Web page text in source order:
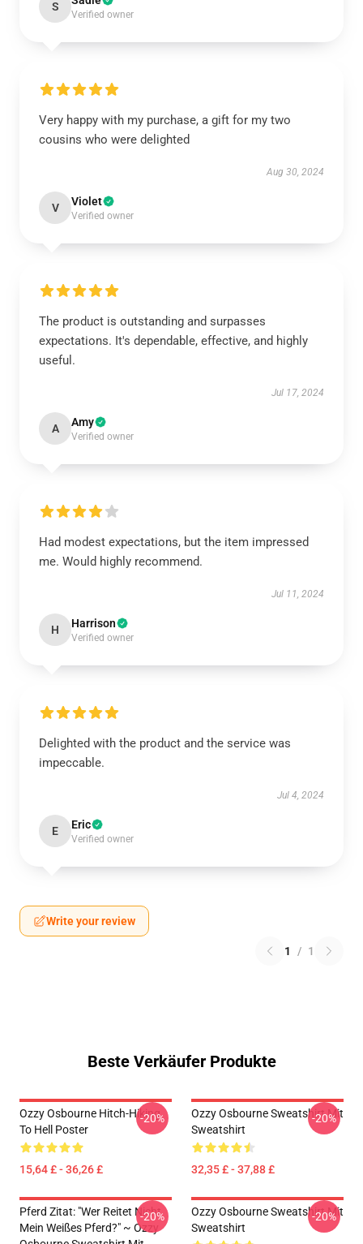
S
Verified owner
Very happy with my purchase, a gift for my two
cousins who were delighted
Aug 30, 2024
V Violet
Verified owner
The product is outstanding and surpasses
expectations. It's dependable, effective, and highly
useful.
Jul 17, 2024
A Amy
Verified owner
Had modest expectations, but the item impressed
me. Would highly recommend.
Jul 11, 2024
H Harrison
Verified owner
Delighted with the product and the service was
impeccable.
Jul 4, 2024
E Eric
Verified owner
Write your review
1 / 1
Beste Verkäufer Produkte
Ozzy Osbourne Hitch-Hiking
To Hell Poster
15,64 £ - 36,26 £
-20%
Ozzy Osbourne Sweatshirt Mit
Sweatshirt
32,35 £ - 37,88 £
-20%
Pferd Zitat: "Wer Reitet Nicht
Mein Weißes Pferd?" ~ Ozzy
-20%
Ozzy Osbourne Sweatshirt Mit
Sweatshirt
-20%